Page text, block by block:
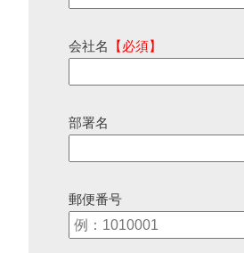
会社名 【必須】
部署名
郵便番号